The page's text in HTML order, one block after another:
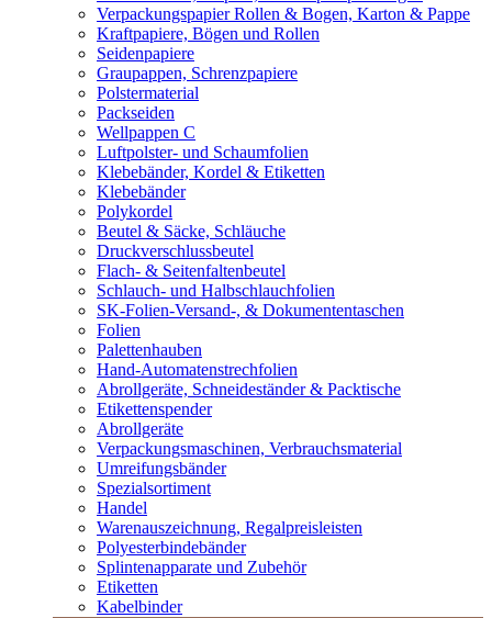
Verpackungspapier Rollen & Bogen, Karton & Pappe
Kraftpapiere, Bögen und Rollen
Seidenpapiere
Graupappen, Schrenzpapiere
Polstermaterial
Packseiden
Wellpappen C
Luftpolster- und Schaumfolien
Klebebänder, Kordel & Etiketten
Klebebänder
Polykordel
Beutel & Säcke, Schläuche
Druckverschlussbeutel
Flach- & Seitenfaltenbeutel
Schlauch- und Halbschlauchfolien
SK-Folien-Versand-, & Dokumententaschen
Folien
Palettenhauben
Hand-Automatenstrechfolien
Abrollgeräte, Schneideständer & Packtische
Etikettenspender
Abrollgeräte
Verpackungsmaschinen, Verbrauchsmaterial
Umreifungsbänder
Spezialsortiment
Handel
Warenauszeichnung, Regalpreisleisten
Polyesterbindebänder
Splintenapparate und Zubehör
Etiketten
Kabelbinder